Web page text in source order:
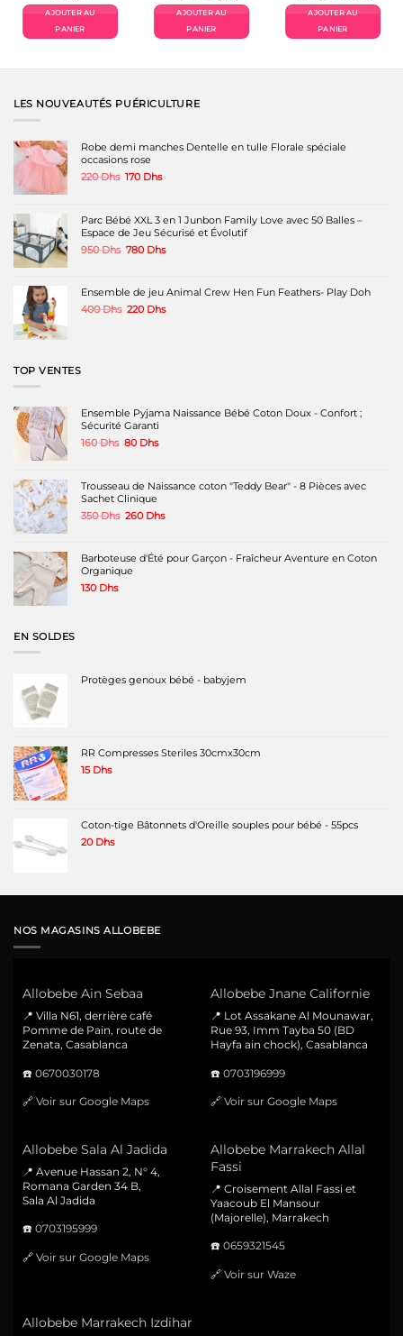
AJOUTER AU
PANIER
initial
était :
168 Dhs.
actuel
AJOUTER AU
PANIER
initial
était :
145 Dhs.
actuel
AJOUTER AU
PANIER
LES NOUVEAUTÉS PUÉRICULTURE
Robe demi manches Dentelle en tulle Florale spéciale
occasions rose
220Dhs Le
était :
220 Dhs.
170 DhsLe
est :
170 Dhs.
Parc Bébé XXL 3 en 1 Junbon Family Love avec 50 Balles –
Espace de Jeu Sécurisé et Évolutif
950Dhs Le
était :
950 Dhs.
780 DhsLe
est :
780 Dhs.
Ensemble de jeu Animal Crew Hen Fun Feathers- Play Doh
400Dhs Le
220 DhsLe
TOP VENTES
Ensemble Pyjama Naissance Bébé Coton Doux - Confort ;
Sécurité Garanti
160Dhs Le
était :
160 Dhs.
80 DhsLe
est :
80 Dhs.
Trousseau de Naissance coton "Teddy Bear" - 8 Pièces avec
Sachet Clinique
350Dhs Le
était :
350 Dhs.
260 DhsLe
260 Dhs.
Barboteuse d'Été pour Garçon - Fraîcheur Aventure en Coton
Organique
130 Dhs
EN SOLDES
Protèges genoux bébé - babyjem
RR Compresses Steriles 30cmx30cm
15 Dhs
Coton-tige Bâtonnets d'Oreille souples pour bébé - 55pcs
20 Dhs
NOS MAGASINS ALLOBEBE
Allobebe Ain Sebaa
📍 Villa N61, derrière café
Pomme de Pain, route de
Zenata, Casablanca
☎️ 0670030178
🔗 Voir sur Google Maps
Allobebe Jnane Californie
📍 Lot Assakane Al Mounawar,
Rue 93, Imm Tayba 50 (BD
Hayfa ain chock), Casablanca
☎️ 0703196999
🔗 Voir sur Google Maps
Allobebe Sala Al Jadida
📍 Avenue Hassan 2, N° 4,
Romana Garden 34 B,
Sala Al Jadida
☎️ 0703195999
🔗 Voir sur Google Maps
Allobebe Marrakech Allal
Fassi
📍 Croisement Allal Fassi et
Yaacoub El Mansour
(Majorelle), Marrakech
☎️ 0659321545
🔗 Voir sur Waze
Allobebe Marrakech Izdihar